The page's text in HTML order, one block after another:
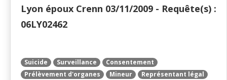
Lyon époux Crenn 03/11/2009 - Requête(s) :
06LY02462
Suicide Surveillance
Consentement
Prélèvement d'organes
Mineur Représentant légal